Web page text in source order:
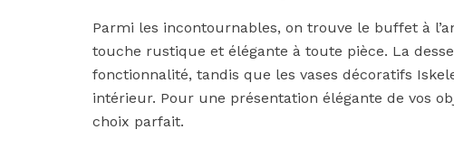
Parmi les incontournables, on trouve le buffet à
touche rustique et élégante à toute pièce. La
fonctionnalité, tandis que les vases décoratifs
intérieur. Pour une présentation élégante de vos
choix parfait.